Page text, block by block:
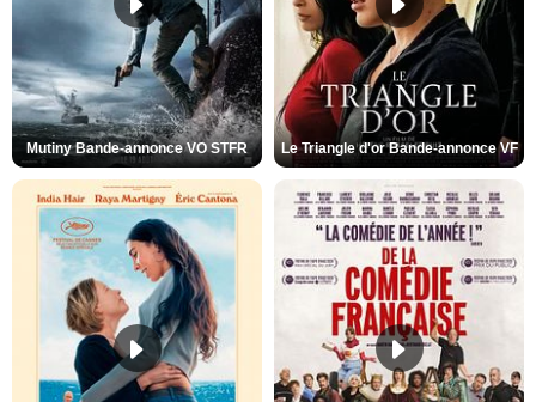
Mutiny Bande-annonce VO STFR Le Triangle d'or Bande-annonce VF